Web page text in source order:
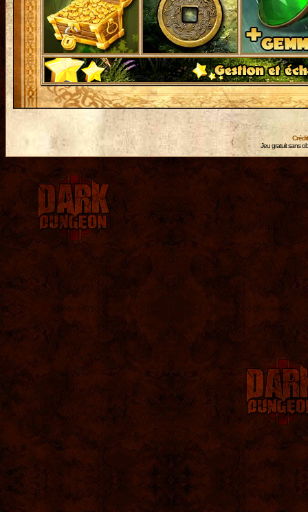
Jeu gratuit sans